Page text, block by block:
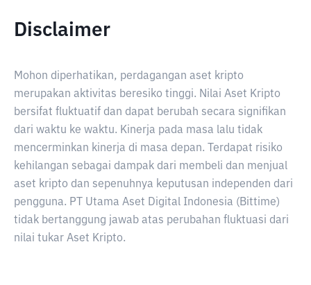
Disclaimer
Mohon diperhatikan, perdagangan aset kripto
merupakan aktivitas beresiko tinggi. Nilai Aset Kripto
bersifat fluktuatif dan dapat berubah secara signifikan
dari waktu ke waktu. Kinerja pada masa lalu tidak
mencerminkan kinerja di masa depan. Terdapat risiko
kehilangan sebagai dampak dari membeli dan menjual
aset kripto dan sepenuhnya keputusan independen dari
pengguna. PT Utama Aset Digital Indonesia (Bittime)
tidak bertanggung jawab atas perubahan fluktuasi dari
nilai tukar Aset Kripto.